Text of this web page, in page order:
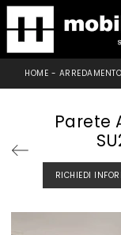
HOME -
Parete
RICHIEDI